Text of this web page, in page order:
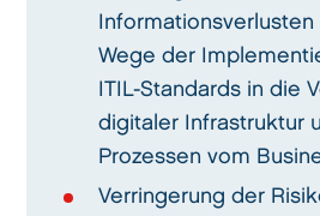
Wege der
ITIL-Standards in die
digitaler Infrastruktur
Prozessen vom
Verringerung der